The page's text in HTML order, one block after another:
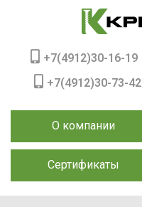
О компании
Сертификаты
+7(4912)30-16-19
+7(4912)30-73-42